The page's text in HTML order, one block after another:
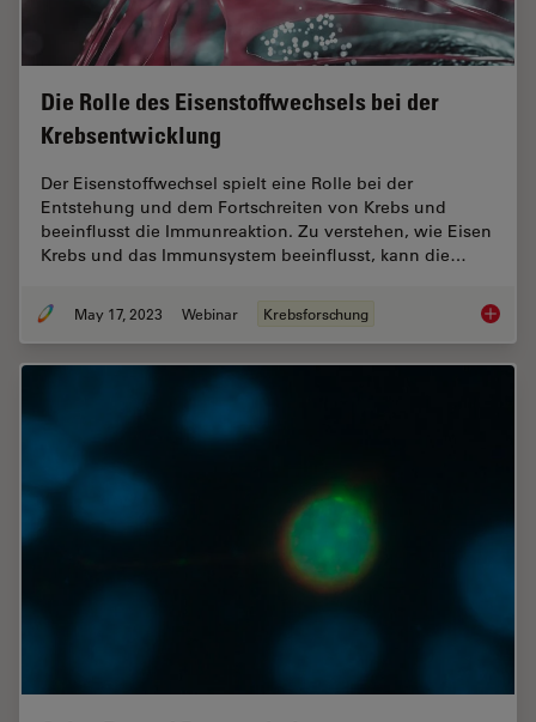
Die Rolle des Eisenstoffwechsels bei der
Krebsentwicklung
Der Eisenstoffwechsel spielt eine Rolle bei der
Entstehung und dem Fortschreiten von Krebs und
beeinflusst die Immunreaktion. Zu verstehen, wie Eisen
Krebs und das Immunsystem beeinflusst, kann die…
May 17, 2023 Webinar Krebsforschung Die